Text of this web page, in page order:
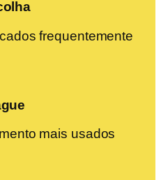
frequentemente
mais usados